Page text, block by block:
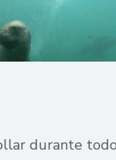
durante